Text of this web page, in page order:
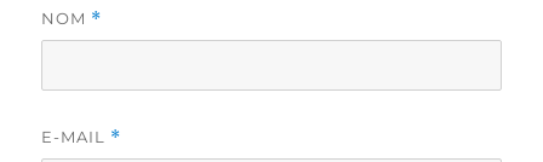
NOM *
E-MAIL *